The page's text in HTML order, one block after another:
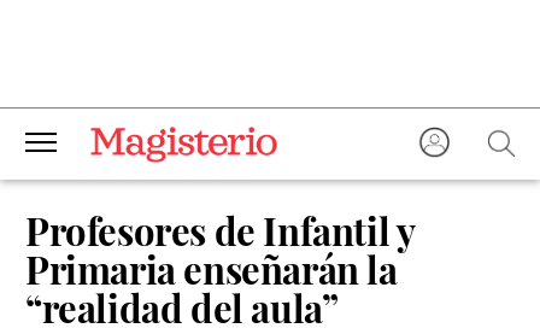
Profesores de Infantil y
Primaria enseñarán la
“realidad del aula”